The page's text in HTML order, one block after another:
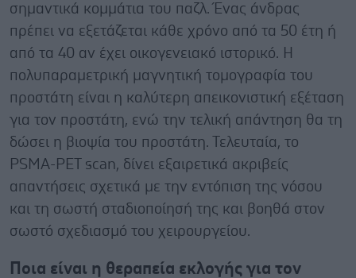
σημαντικά κομμάτια του παζλ. Ένας άνδρας
πρέπει να εξετάζεται κάθε χρόνο από τα 50 έτη ή
από τα 40 αν έχει οικογενειακό ιστορικό. Η
πολυπαραμετρική μαγνητική τομογραφία του
προστάτη είναι η καλύτερη απεικονιστική εξέταση
για τον προστάτη, ενώ την τελική απάντηση θα τη
δώσει η βιοψία του προστάτη. Τελευταία, το
PSMA-PET scan, δίνει εξαιρετικά ακριβείς
απαντήσεις σχετικά με την εντόπιση της νόσου
και τη σωστή σταδιοποίησή της και βοηθά στον
σωστό σχεδιασμό του χειρουργείου.
Ποια είναι η θεραπεία εκλογής για τον